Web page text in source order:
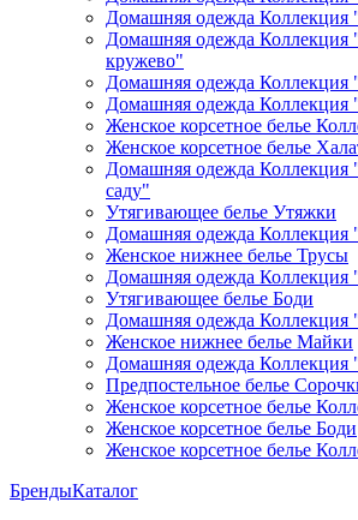
Домашняя одежда
Домашняя одежда Коллекция
кружево"
Домашняя одежда Коллекция
Домашняя одежда Коллекция
Женское корсетное белье
Женское корсетное белье
Домашняя одежда
саду"
Утягивающее белье Утяжки
Домашняя одежда
Женское нижнее белье Трусы
Домашняя одежда Коллекция
Утягивающее белье Боди
Домашняя одежда
Женское нижнее белье Майки
Домашняя одежда Коллекция
Предпостельное белье
Женское корсетное белье
Женское корсетное белье Боди
Женское корсетное белье
БрендыКаталог